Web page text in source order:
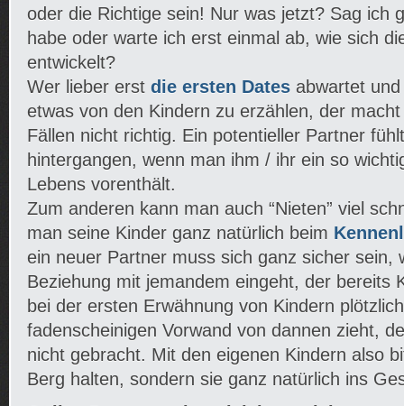
oder die Richtige sein! Nur was jetzt? Sag ich
habe oder warte ich erst einmal ab, wie sich
entwickelt?
Wer lieber erst die ersten Dates abwartet
etwas von den Kindern zu erzählen, der
Fällen nicht richtig. Ein potentieller Partner
hintergangen, wenn man ihm / ihr ein so
Lebens vorenthält.
Zum anderen kann man auch “Nieten” viel
man seine Kinder ganz natürlich beim
ein neuer Partner muss sich ganz sicher sein,
Beziehung mit jemandem eingeht, der bereits
bei der ersten Erwähnung von Kindern
fadenscheinigen Vorwand von dannen zieht,
nicht gebracht. Mit den eigenen Kindern also
Berg halten, sondern sie ganz natürlich ins